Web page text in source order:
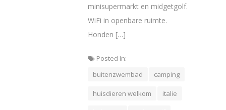
minisupermarkt en midgetgolf.
WiFi in openbare ruimte.
Honden […]
Posted In:
buitenzwembad
camping
huisdieren welkom italie